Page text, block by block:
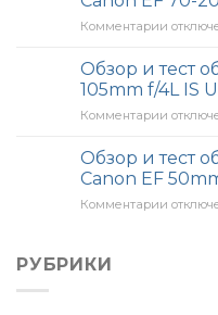
USM
и
85mm
f/1.2L
USM
Canon
50mm
f/1.4
и
50mm
f/1.2L
Комментарии к
Обзор
и
тест
EF
70-
f/2.8L
Обзор и тест
105mm f/4L IS
Комментарии к
Обзор
и
тест
Обзор и тест
Canon EF
Комментарии к
РУБРИКИ